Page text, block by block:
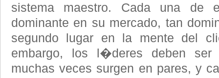
sistema maestro. Cada una de
dominante en su mercado, tan
segundo lugar en la mente del
embargo, los l�deres deben ser
muchas veces surgen en pares, y